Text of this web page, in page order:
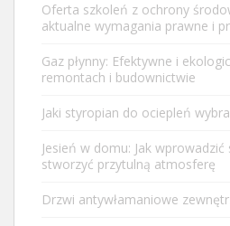
Oferta szkoleń z ochrony
aktualne wymagania prawne i
Gaz płynny: Efektywne i
remontach i budownictwie
Jaki styropian do ociepleń
Jesień w domu: Jak
stworzyć przytulną atmosferę
Drzwi antywłamaniowe